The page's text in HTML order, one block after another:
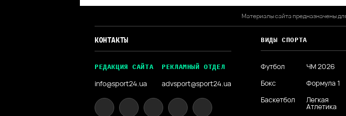
Материалы сайта предназначены
КОНТАКТЫ
РЕДАКЦИЯ САЙТА
info@sport24.ua
РЕКЛАМНЫЙ ОТДЕЛ
advsport@sport24.ua
ВИДЫ СПОРТА
Футбол ЧМ 2026
Бокс
Формула 1
Баскетбол
Легкая
Атлетика